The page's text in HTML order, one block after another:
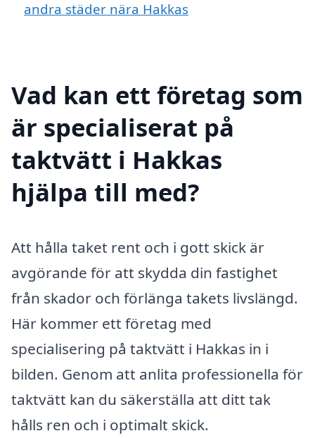
andra städer nära Hakkas
Vad kan ett företag som
är specialiserat på
taktvätt i Hakkas
hjälpa till med?
Att hålla taket rent och i gott skick är
avgörande för att skydda din fastighet
från skador och förlänga takets livslängd.
Här kommer ett företag med
specialisering på taktvätt i Hakkas in i
bilden. Genom att anlita professionella för
taktvätt kan du säkerställa att ditt tak
hålls ren och i optimalt skick.